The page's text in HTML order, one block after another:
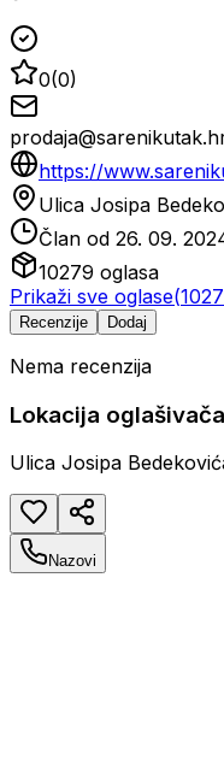
0(0)
https://
Ulica Josipa
Član od 26. 09.
10279 oglasa
Prikaži sve oglase(
Recenzije Dodaj
Nema recenzija
Lokacija oglašivača
Ulica Josipa
Nazovi